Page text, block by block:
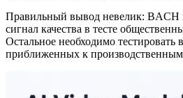
Правильный вывод невелик: BACH
сигнал качества в тесте
Остальное необходимо тестировать
приближенных к